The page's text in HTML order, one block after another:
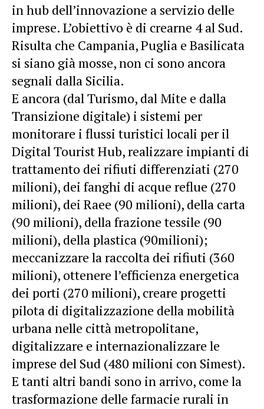
in hub dell’innovazione a servizio delle
imprese. L’obiettivo è di crearne 4 al Sud.
Risulta che Campania, Puglia e Basilicata
si siano già mosse, non ci sono ancora
segnali dalla Sicilia.
E ancora (dal Turismo, dal Mite e dalla
Transizione digitale) i sistemi per
monitorare i flussi turistici locali per il
Digital Tourist Hub, realizzare impianti di
trattamento dei rifiuti differenziati (270
milioni), dei fanghi di acque reflue (270
milioni), dei Raee (90 milioni), della carta
(90 milioni), della frazione tessile (90
milioni), della plastica (90milioni);
meccanizzare la raccolta dei rifiuti (360
milioni), ottenere l’efficienza energetica
dei porti (270 milioni), creare progetti
pilota di digitalizzazione della mobilità
urbana nelle città metropolitane,
digitalizzare e internazionalizzare le
imprese del Sud (480 milioni con Simest).
E tanti altri bandi sono in arrivo, come la
trasformazione delle farmacie rurali in